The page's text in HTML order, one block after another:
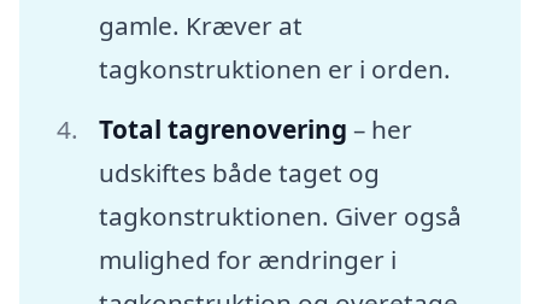
gamle. Kræver at
tagkonstruktionen er i orden.
Total tagrenovering – her
udskiftes både taget og
tagkonstruktionen. Giver også
mulighed for ændringer i